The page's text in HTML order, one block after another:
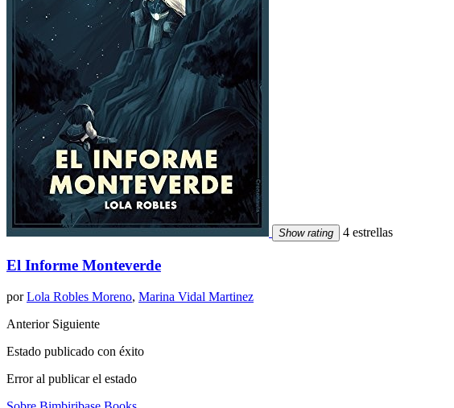
Show rating 4 estrellas
El Informe Monteverde
porLola Robles Moreno, Marina Vidal Martinez
Anterior Siguiente
Estado publicado con éxito
Error al publicar el estado